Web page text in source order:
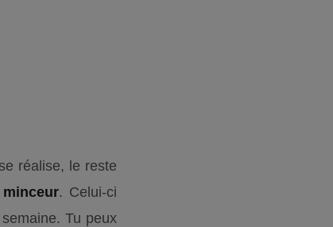
réalise, le reste
. Celui-ci
Tu peux